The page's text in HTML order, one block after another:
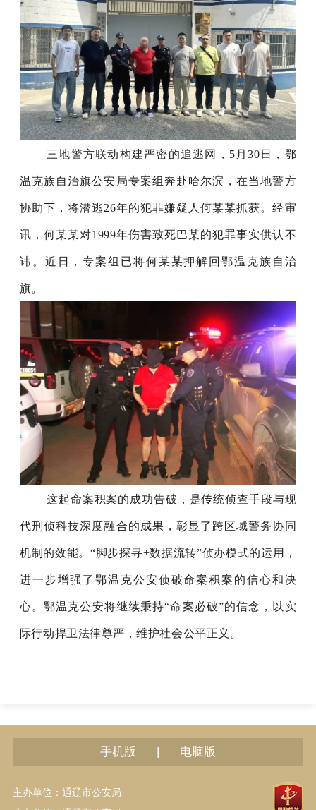
三地警方联动构建严密的追逃网，5月30日，鄂
温克族自治旗公安局专案组奔赴哈尔滨，在当地警方
协助下，将潜逃26年的犯罪嫌疑人何某某抓获。经审
讯，何某某对1999年伤害致死巴某的犯罪事实供认不
讳。近日，专案组已将何某某押解回鄂温克族自治
旗。
这起命案积案的成功告破，是传统侦查手段与现
代刑侦科技深度融合的成果，彰显了跨区域警务协同
机制的效能。“脚步探寻+数据流转”侦办模式的运用，
进一步增强了鄂温克公安侦破命案积案的信心和决
心。鄂温克公安将继续秉持“命案必破”的信念，以实
际行动捍卫法律尊严，维护社会公平正义。
手机版 | 电脑版
主办单位：通辽市公安局